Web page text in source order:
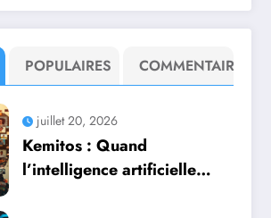
POPULAIRES COMMENTAIRE
juillet 20, 2026
Kemitos : Quand
l’intelligence artificielle